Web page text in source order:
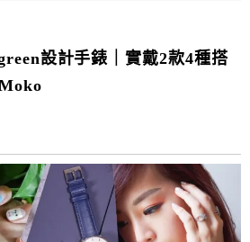
設計手錶｜實戴2款4種搭